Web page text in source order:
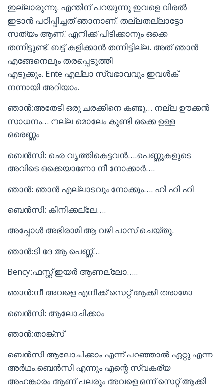
ഇല്ലാരുന്നു. എന്തിന് പറയുന്നു ഇവളെ വിരൽ
ഇടാൻ പഠിപ്പിച്ചത് ഞാനാണ്. തല്ലതല്ലാട്ടോ
സത്യം ആണ്. എനിക്ക് പിടിക്കാനും ഒക്കെ
തന്നിട്ടുണ്ട്. ബട്ട് കളിക്കാൻ തന്നിട്ടില്ല. അത് ഞാൻ
എങ്ങേനെലും തരപ്പെടുത്തി
എടുക്കും. Ente എല്ലാ സ്വഭാവവും ഇവൾക്
നന്നായി അറിയാം.
ഞാൻ:അതേടി ഒരു ചരക്കിനെ കണ്ടു… നല്ല ഊക്കൻ
സാധനം… നല്ല മൊലേം കുണ്ടി ഒക്കെ ഉള്ള
ഒരെണ്ണം
ബെൻസി: ഛെ വൃത്തികെട്ടവൻ….പെണ്ണുകളുടെ
അവിടെ ഒക്കെയാണോ നീ നോക്കാർ….
ഞാൻ: ഞാൻ എല്ലാടവും നോക്കും…. ഹി ഹി ഹി
ബെൻസി: കിനിക്കല്ലേ….
അപ്പോൾ അഭിരാമി ആ വഴി പാസ് ചെയ്തു.
ഞാൻ:ടി ദേ ആ പെണ്ണ്…
Bency:ഫസ്റ്റ് ഇയർ ആണല്ലോ…..
ഞാൻ:നീ അവളെ എനിക്ക് സെറ്റ് ആക്കി തരാമോ
ബെൻസി: ആലോചിക്കാം
ഞാൻ:താങ്ക്സ്
ബെൻസി ആലോചിക്കാം എന്ന് പറഞ്ഞാൽ ഏറ്റു എന്ന
അർഥം.ബെൻസി എന്നും എന്റെ സ്വകര്യ
അഹങ്കാരം ആണ് പലരും അവളെ ഒന്ന് സെറ്റ് ആക്കി